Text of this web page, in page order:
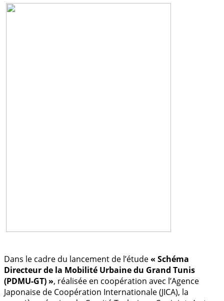
Dans le cadre du lancement de l’étude« Schéma
Directeur de la Mobilité Urbaine du Grand Tunis
(PDMU-GT) », réalisée en coopération avec l’Agence
Japonaise de Coopération Internationale (JICA), la